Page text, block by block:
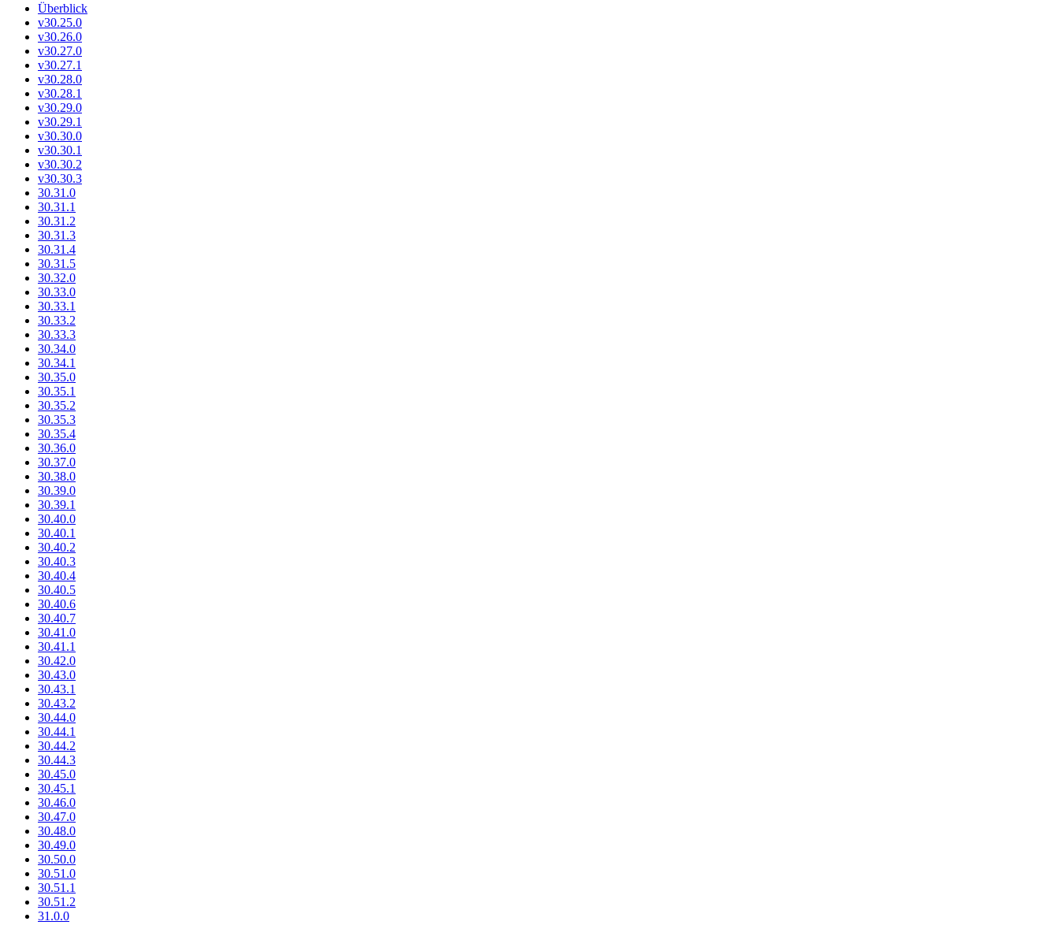
Überblick
v30.25.0
v30.26.0
v30.27.0
v30.27.1
v30.28.0
v30.28.1
v30.29.0
v30.29.1
v30.30.0
v30.30.1
v30.30.2
v30.30.3
30.31.0
30.31.1
30.31.2
30.31.3
30.31.4
30.31.5
30.32.0
30.33.0
30.33.1
30.33.2
30.33.3
30.34.0
30.34.1
30.35.0
30.35.1
30.35.2
30.35.3
30.35.4
30.36.0
30.37.0
30.38.0
30.39.0
30.39.1
30.40.0
30.40.1
30.40.2
30.40.3
30.40.4
30.40.5
30.40.6
30.40.7
30.41.0
30.41.1
30.42.0
30.43.0
30.43.1
30.43.2
30.44.0
30.44.1
30.44.2
30.44.3
30.45.0
30.45.1
30.46.0
30.47.0
30.48.0
30.49.0
30.50.0
30.51.0
30.51.1
30.51.2
31.0.0